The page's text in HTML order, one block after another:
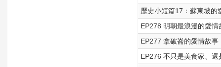
歷史小短篇17：蘇東坡的
EP278 明朝最浪漫的愛
EP277 拿破崙的愛情故
EP276 不只是美食家、